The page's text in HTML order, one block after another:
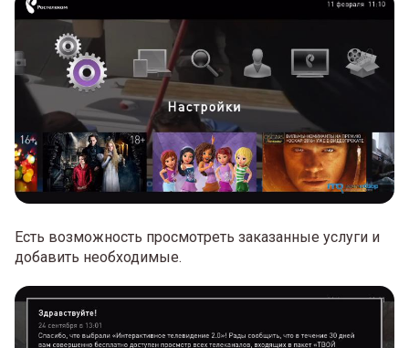
Есть возможность просмотреть заказанные услуги и
добавить необходимые.